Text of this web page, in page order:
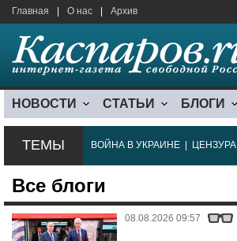
Главная О нас Архив
НОВОСТИ СТАТЬИ БЛОГИ
ТЕМЫ ВОЙНА В УКРАИНЕ ЦЕНЗУРА
Все блоги
08.08.2026 09:57